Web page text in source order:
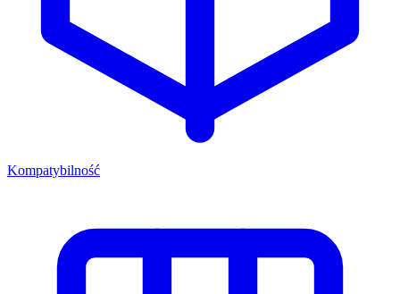
Kompatybilność